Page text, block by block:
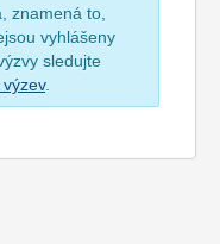
znamená to,
vyhlášeny
sledujte
.